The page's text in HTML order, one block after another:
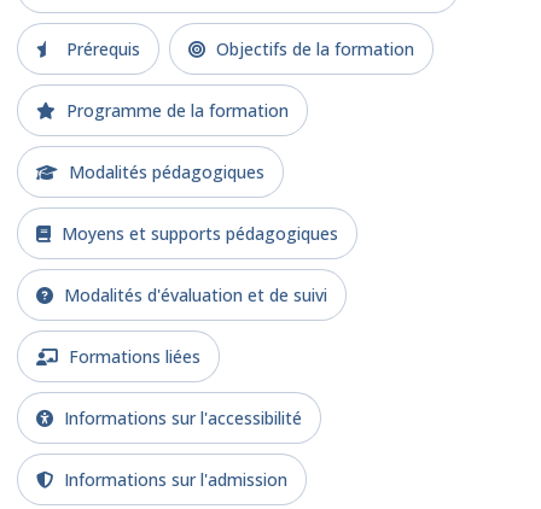
Prérequis Objectifs de la formation
Programme de la formation
Modalités pédagogiques
Moyens et supports pédagogiques
Modalités d'évaluation et de suivi
Formations liées
Informations sur l'accessibilité
Informations sur l'admission